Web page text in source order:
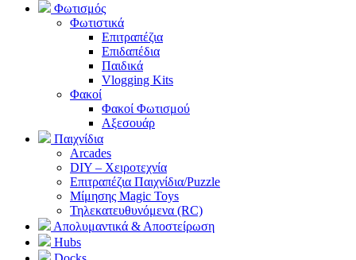
Φωτισμός
Φωτιστικά
Επιτραπέζια
Επιδαπέδια
Παιδικά
Vlogging Kits
Φακοί
Φακοί Φωτισμού
Αξεσουάρ
Παιχνίδια
Arcades
DIY – Χειροτεχνία
Επιτραπέζια Παιχνίδια/Puzzle
Μίμησης Magic Toys
Τηλεκατευθυνόμενα (RC)
Απολυμαντικά & Αποστείρωση
Hubs